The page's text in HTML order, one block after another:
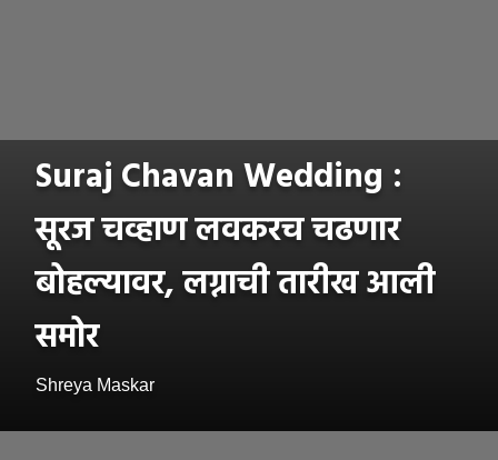
Suraj Chavan Wedding :
सूरज चव्हाण लवकरच चढणार
बोहल्यावर, लग्नाची तारीख आली
समोर
Shreya Maskar